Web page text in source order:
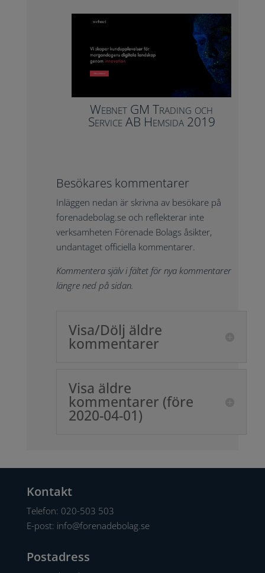
Webnet GM Trading och
Service AB Hemsida 2019
Besökares kommentarer
Inläggen nedan är skrivna av besökare på
forenadebolag.se och reflekterar inte
verksamheten Förenade Bolags åsikter,
undantaget officiella kommentarer.
Kommentera själv i fältet för nya kommentarer
längre ned på sidan.
Visa/Dölj äldre
kommentarer
Visa äldre
kommentarer (före
2020-04-01)
Kontakt
Telefon: 020-503 503
E-post: info@forenadebolag.se
Postadress